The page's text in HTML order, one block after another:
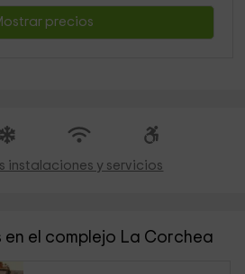
precios
instalaciones y servicios
el complejo La Corchea